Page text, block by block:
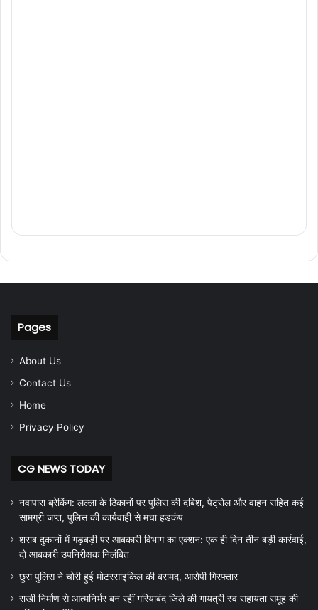
Pages
About Us
Contact Us
Home
Privacy Policy
CG NEWS TODAY
नवापारा ब्रेकिंग: लल्ला के ठिकानों पर पुलिस की दबिश, पेट्रोल और वाहन सहित कई
सामग्री जप्त, पुलिस की कार्यवाही से मचा हड़कंप
शराब दुकानों में गड़बड़ी पर आबकारी विभाग का एक्शन: एक ही दिन तीन बड़ी कार्रवाई,
दो आबकारी उपनिरीक्षक निलंबित
छुरा पुलिस ने चोरी हुई मोटरसाइकिल की बरामद, आरोपी गिरफ्तार
राखी निर्माण से आत्मनिर्भर बन रहीं गरियाबंद जिले की गायत्री स्व सहायता समूह की